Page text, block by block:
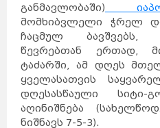
განმავლობაში)
მომხიბვლელი ჭრელ
ჩაცმულ ბავშვებს,
წევრებთან ერთად,
ტაძარში, ამ დღეს
ყველასათვის
დღესასწაული სიტი-
აღინიშნება
ნიშნავს 7-5-3).